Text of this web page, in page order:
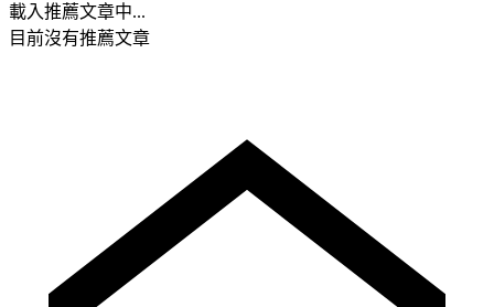
載入推薦文章中...
目前沒有推薦文章